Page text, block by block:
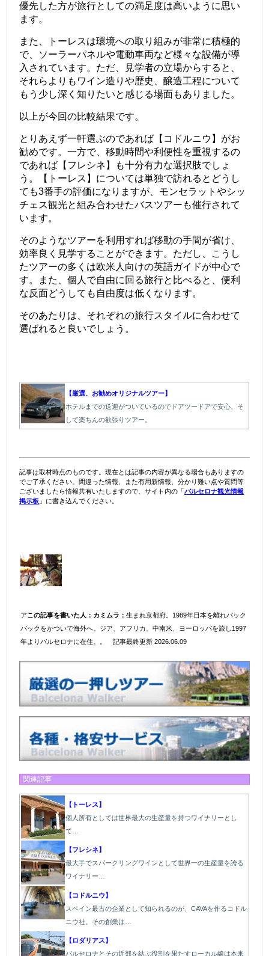
優先した方が旅行としての満足度は高いように思い
ます。
また、トーレスは環境への取り組みが非常に積極的
で、ソーラーパネルや電動車両など様々な設備が導
入されています。ただ、見学者の立場からすると、
それらよりもワイン造りや歴史、醸造工程について
もう少し深く知りたいと感じる場面もありました。
以上が今回の比較結果です。
とりあえず一軒選ぶのであれば【コドルニウ】がお
勧めです。一方で、移動時間や利便性を重視するの
であれば【フレシネ】も十分有力な選択肢でしょ
う。【トーレス】については単独で訪れるとどうし
ても3番手の評価になりますが、モンセラットやシッ
チェス観光と組み合わせたバスツアーも催行されて
います。
そのようなツアーを利用すれば移動の手間が省け、
効率良く見学することができます。ただし、こうし
たツアーの多くは欧米人向けの英語ガイドが中心で
す。また、個人で自由に回る旅行と比べると、便利
な反面どうしても自由度は低くなります。
そのあたりは、それぞれの旅行スタイルに合わせて
選ばれると良いでしょう。
【厳選、お勧めオリジナルツアー】
ホテルまでの送迎がついているのでドアツードアで安心、そ
して楽ちんの欲張りツアー。
記事は取材時点のものです。現在とは記事の内容が異なる場合もありますの
でご了承ください。間違った情報、また有用新情報、分かり難い点や質問等
ございましたら情報共有いたしますので、サイト内の「バルセロナ観光情報
掲示板 」に書き込んでください。
アこの記事を書いた人： カミムラ：生まれ京都府。1989年日本を離れバック
パックをかついで海外へ。ジア、アフリカ、中南米、ヨーロッパを旅し1997
年よりバルセロナに在住。
。記事最終更新 2026.06.09
関連記事
【トーレス】
個人所有としては世界最大の生産量を持つワイナリーとし
て…
【フレシネ】
最大手でスパークリングワインとして世界一の生産量を誇る
ワイナリー…
【コドルニウ】
スペイン最古の企業として知られるのが、CAVAを作るコドル
ニウ社。その創業は…
【ロダリアス】
バルセロナとその近郊を結ぶ役割を果たすローカル線は本来